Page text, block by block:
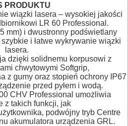
PRODUKTU
wiązki lasera – wysokiej jakości
LR 60 Professional.
mm) i dwustronny podświetlany
i łatwe wykrywanie wiązki
lasera.
dzięki solidnemu korpusowi z
chwytowymi Softgrip,
z gumy oraz stopień ochrony IP67
przed pyłem i wodą.
CHV Professional umożliwia
z takich funkcji, jak
podwójny tryb Centre
akumulatora urządzenia GRL.